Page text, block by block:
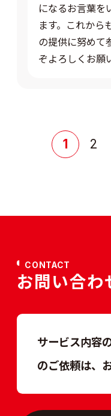
になるお言葉を
ます。これから
の提供に努めて
ぞよろしくお願
1 2
お問い合わ
CONTACT
サービス内容
のご依頼は、